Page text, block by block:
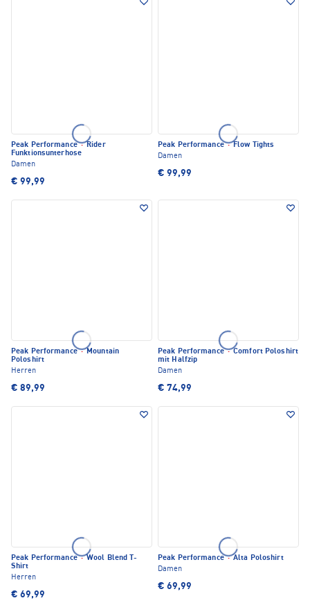
Peak Performance·Rider
Funktionsunterhose
Damen
€ 99,99
Peak Performance·Flow Tights
Damen
€ 99,99
Peak Performance·Mountain
Poloshirt
Herren
€ 89,99
Peak Performance·Comfort Poloshirt
mit Halfzip
Damen
€ 74,99
Peak Performance·Wool Blend T-
Shirt
Herren
€ 69,99
Peak Performance·Alta Poloshirt
Damen
€ 69,99